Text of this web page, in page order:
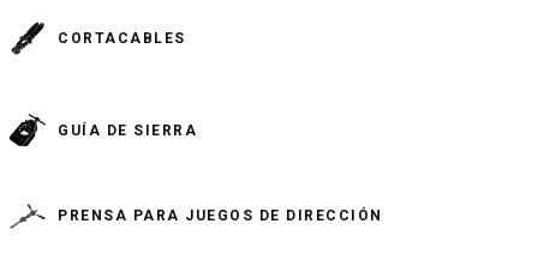
CORTACABLES
GUÍA DE SIERRA
PRENSA PARA JUEGOS DE DIRECCIÓN